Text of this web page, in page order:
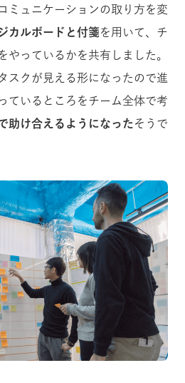
ミュニケーションの取り方を変
カルボードと付箋を用いて、チ
やっているかを共有しました。
スクが見える形になったので進
ているところをチーム全体で考
助け合えるようになった そうで